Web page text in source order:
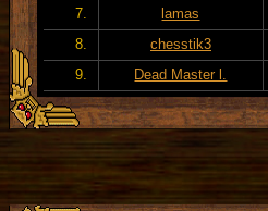
7.
lamas
8.
chesstik3
9.
Dead Master l.